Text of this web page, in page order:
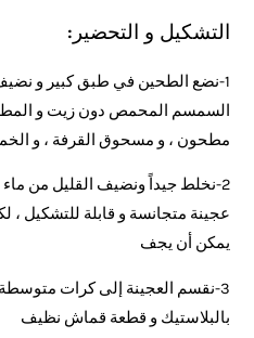
التشكيل و التحضير:
1-نضع الطحين في طبق كبير و نضيف
السمسم المحمص دون زيت و
مطحون ، و مسحوق القرفة ، و
2-نخلط جيداً ونضيف القليل من
عجينة متجانسة و قابلة للتشكيل ،
يمكن أن يجف
3-نقسم العجينة إلى كرات
بالبلاستيك و قطعة قماش نظيف